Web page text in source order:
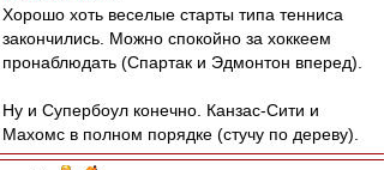
Хорошо хоть веселые старты типа тенниса
закончились. Можно спокойно за хоккеем
пронаблюдать (Спартак и Эдмонтон вперед).
Ну и Супербоул конечно. Канзас-Сити и
Махомс в полном порядке (стучу по дереву).